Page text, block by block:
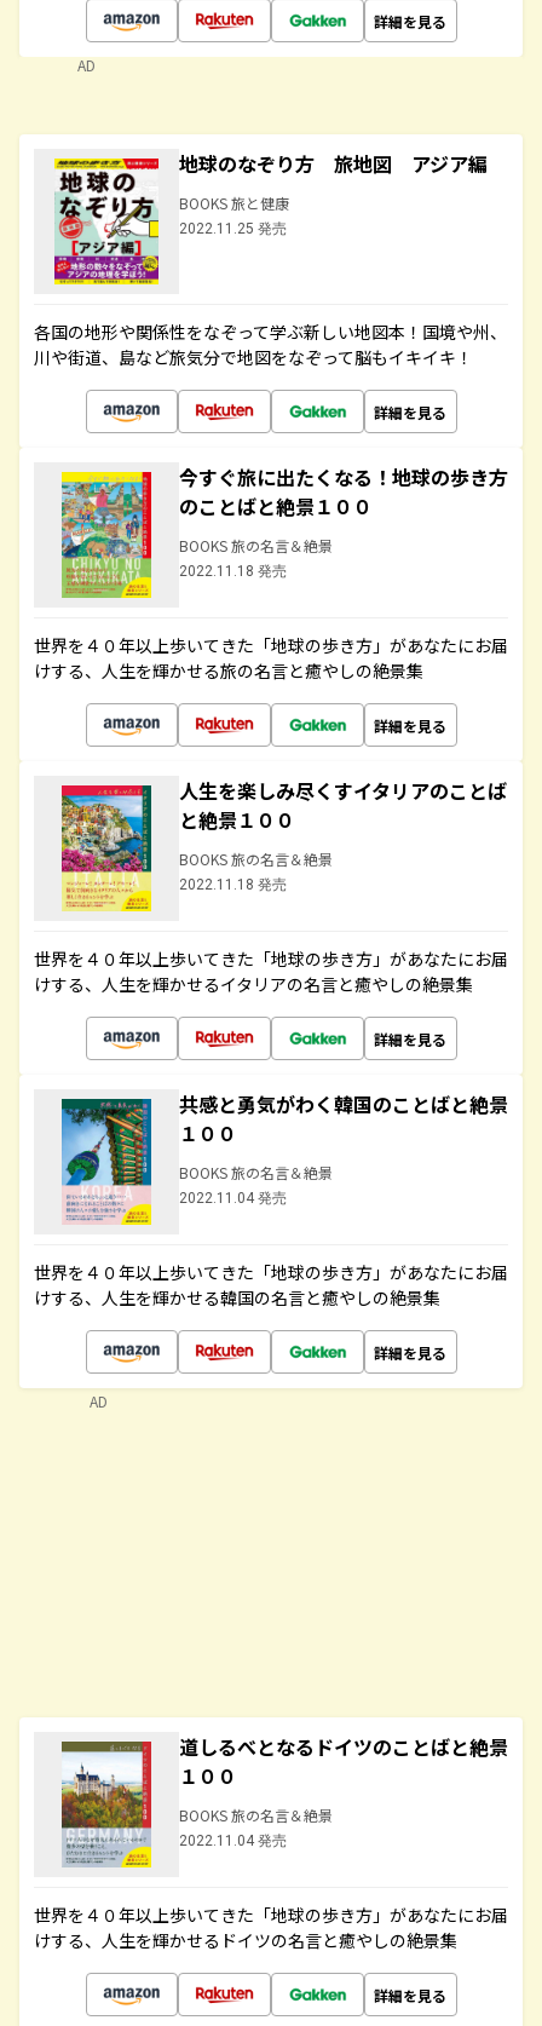
詳細を見る
AD
地球のなぞり方 旅地図 アジア編
BOOKS 旅と健康
2022.11.25 発売
各国の地形や関係性をなぞって学ぶ新しい地図本！国境や州、
川や街道、島など旅気分で地図をなぞって脳もイキイキ！
詳細を見る
今すぐ旅に出たくなる！地球の歩き方
のことばと絶景１００
BOOKS 旅の名言＆絶景
2022.11.18 発売
世界を４０年以上歩いてきた「地球の歩き方」があなたにお届
けする、人生を輝かせる旅の名言と癒やしの絶景集
詳細を見る
人生を楽しみ尽くすイタリアのことば
と絶景１００
BOOKS 旅の名言＆絶景
2022.11.18 発売
世界を４０年以上歩いてきた「地球の歩き方」があなたにお届
けする、人生を輝かせるイタリアの名言と癒やしの絶景集
詳細を見る
共感と勇気がわく韓国のことばと絶景
１００
BOOKS 旅の名言＆絶景
2022.11.04 発売
世界を４０年以上歩いてきた「地球の歩き方」があなたにお届
けする、人生を輝かせる韓国の名言と癒やしの絶景集
詳細を見る
道しるべとなるドイツのことばと絶景
１００
BOOKS 旅の名言＆絶景
2022.11.04 発売
世界を４０年以上歩いてきた「地球の歩き方」があなたにお届
けする、人生を輝かせるドイツの名言と癒やしの絶景集
詳細を見る
AD